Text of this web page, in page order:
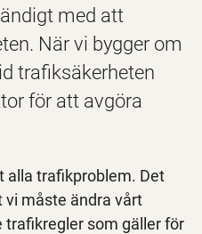
med att
När vi bygger om
trafiksäkerheten
för att avgöra
alla trafikproblem. Det
vi måste ändra vårt
som gäller för